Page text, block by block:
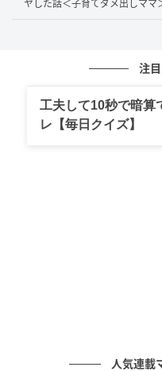
話せるようになりまし
正直に伝えることも大
ヤした話＜子育てダメ出しママ
注
工夫して10秒で暗算
レ【毎日クイズ】
人気連載